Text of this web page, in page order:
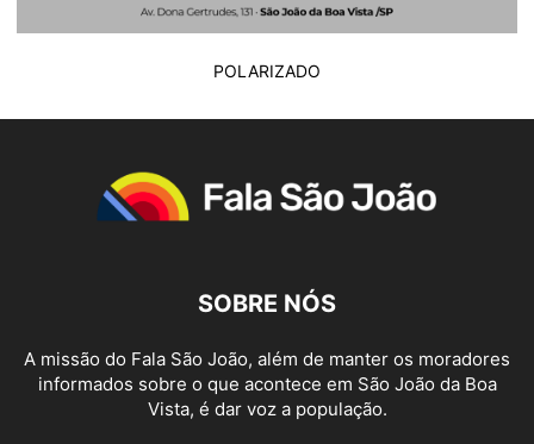
POLARIZADO
SOBRE NÓS
A missão do Fala São João, além de manter os moradores
informados sobre o que acontece em São João da Boa
Vista, é dar voz a população.